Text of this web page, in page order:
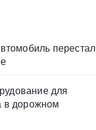
перестал
для
в дорожном